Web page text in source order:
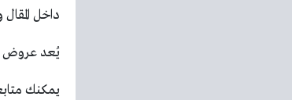
داخل
يُعد عروض
يمكنك